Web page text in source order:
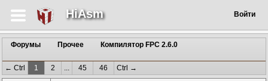
HiAsm Войти
Форумы Прочее Компилятор FPC 2.6.0
← Ctrl 1 2 ... 45 46 Ctrl →